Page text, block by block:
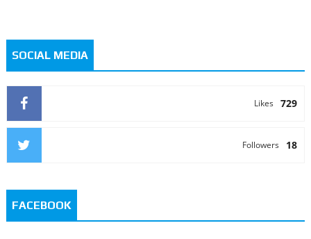
SOCIAL MEDIA
729
Likes
18
Followers
FACEBOOK